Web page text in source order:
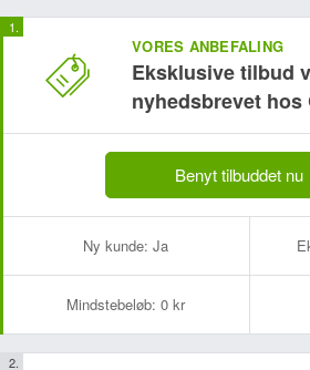
VORES ANBEFALING
Eksklusive tilbud
nyhedsbrevet hos
Benyt tilbuddet nu
Ny kunde: Ja
Mindstebeløb: 0 kr